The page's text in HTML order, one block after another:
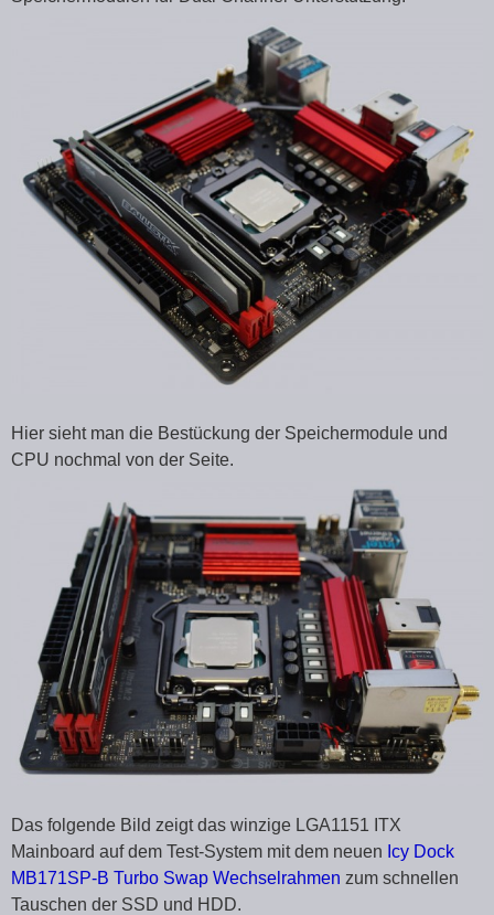
Hier sieht man die Bestückung der Speichermodule und
CPU nochmal von der Seite.
Das folgende Bild zeigt das winzige LGA1151 ITX
Mainboard auf dem Test-System mit dem neuen Icy Dock
MB171SP-B Turbo Swap Wechselrahmen zum schnellen
Tauschen der SSD und HDD.